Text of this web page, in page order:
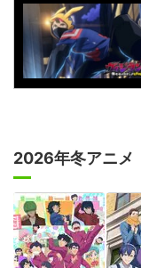
2026年冬アニメ